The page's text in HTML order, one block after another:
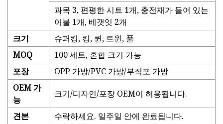
과목 3, 편평한 시트 1개, 충전재가 들어 있는
이불 1개, 베갯잇 2개
크기
슈퍼킹, 킹, 퀸, 트윈, 풀
MOQ
100 세트, 혼합 크기 가능
포장
OPP 가방/PVC 가방/부직포 가방
OEM 가
능
크기/디자인/포장 OEM이 허용됩니다.
견본
수락하세요. 일주일 안에 완료됩니다.